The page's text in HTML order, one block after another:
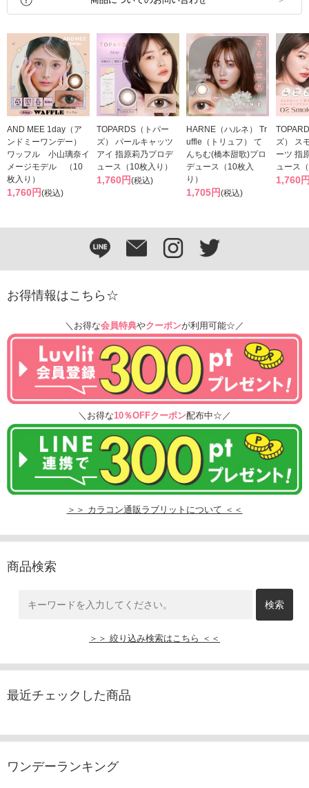
AND MEE 1day（ア
ンドミーワンデー）
ワッフル 小山璃奈イ
メージモデル （10
枚入り）
1,760円(税込)
TOPARDS（トパー
ズ） パールキャッツ
アイ 指原莉乃プロデ
ュース（10枚入り）
1,760円(税込)
HARNE（ハルネ） Tr
uffle（トリュフ） て
んちむ(橋本甜歌)プロ
デュース（10枚入
り）
1,705円(税込)
ズ） ス
ーツ 指
ュース
1,760
お得情報はこちら☆
＼お得な会員特典やクーポンが利用可能☆／
＼お得な10％OFFクーポン配布中☆／
＞＞ カラコン通販ラブリットについて ＜＜
商品検索
＞＞ 絞り込み検索はこちら ＜＜
最近チェックした商品
ワンデーランキング